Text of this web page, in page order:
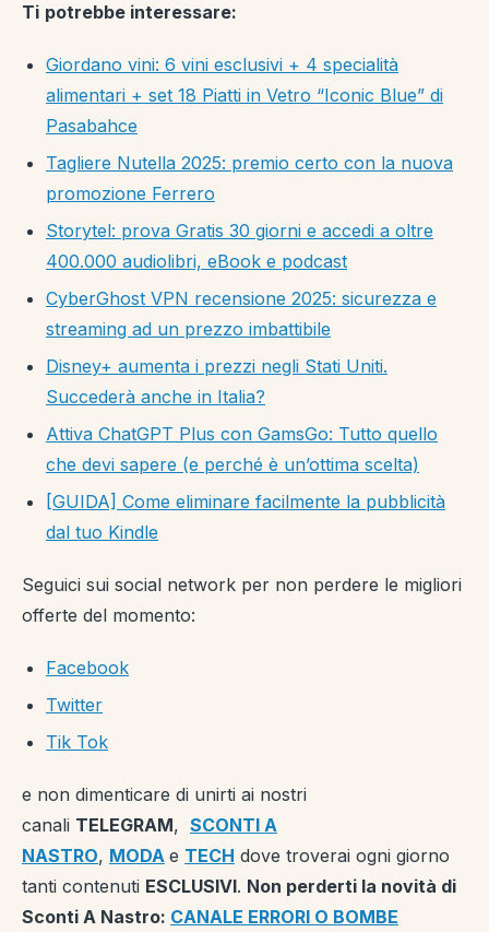
Ti potrebbe interessare:
Giordano vini: 6 vini esclusivi + 4 specialità
alimentari + set 18 Piatti in Vetro “Iconic Blue” di
Pasabahce
Tagliere Nutella 2025: premio certo con la nuova
promozione Ferrero
Storytel: prova Gratis 30 giorni e accedi a oltre
400.000 audiolibri, eBook e podcast
CyberGhost VPN recensione 2025: sicurezza e
streaming ad un prezzo imbattibile
Disney+ aumenta i prezzi negli Stati Uniti.
Succederà anche in Italia?
Attiva ChatGPT Plus con GamsGo: Tutto quello
che devi sapere (e perché è un’ottima scelta)
[GUIDA] Come eliminare facilmente la pubblicità
dal tuo Kindle
Seguici sui social network per non perdere le migliori
offerte del momento:
Facebook
Twitter
Tik Tok
e non dimenticare di unirti ai nostri
canali TELEGRAM, SCONTI A
NASTRO, MODA e TECH dove troverai ogni giorno
tanti contenuti ESCLUSIVI. Non perderti la novità di
Sconti A Nastro: CANALE ERRORI O BOMBE